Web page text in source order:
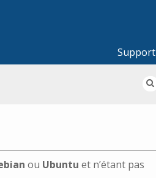
Support
ou Ubuntu et n’étant pas